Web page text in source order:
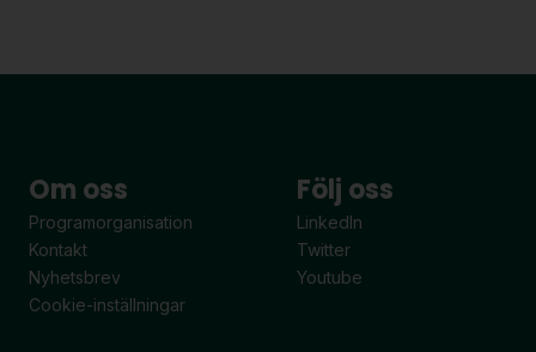
Om oss
Programorganisation
Kontakt
Nyhetsbrev
Cookie-inställningar
Följ oss
LinkedIn
Twitter
Youtube